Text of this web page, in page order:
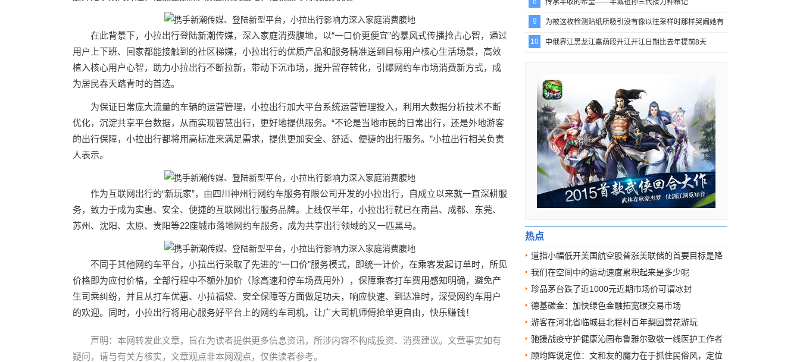
在此背景下，小拉出行登陆新潮传媒，深入家庭消费腹地，以“一口价更便宜”的暴风式传播抢占心智，通过
用户上下班、回家都能接触到的社区梯媒，小拉出行的优质产品和服务精准送到目标用户核心生活场景，高效
植入核心用户心智，助力小拉出行不断拉新，带动下沉市场，提升留存转化，引爆网约车市场消费新方式，成
为居民春天踏青时的首选。
为保证日常庞大流量的车辆的运营管理，小拉出行加大平台系统运营管理投入，利用大数据分析技术不断
优化，沉淀共享平台数据，从而实现智慧出行，更好地提供服务。“不论是当地市民的日常出行，还是外地游客
的出行保障，小拉出行都将用高标准来满足需求，提供更加安全、舒适、便捷的出行服务。”小拉出行相关负责
人表示。
作为互联网出行的“新玩家”，由四川神州行网约车服务有限公司开发的小拉出行，自成立以来就一直深耕服
务，致力于成为实惠、安全、便捷的互联网出行服务品牌。上线仅半年，小拉出行就已在南昌、成都、东莞、
苏州、沈阳、太原、贵阳等22座城市落地网约车服务，成为共享出行领域的又一匹黑马。
不同于其他网约车平台，小拉出行采取了先进的“一口价”服务模式，即统一计价，在乘客发起订单时，所见
价格即为应付价格，全部行程中不额外加价（除高速和停车场费用外），保障乘客打车费用感知明确，避免产
生司乘纠纷，并且从打车优惠、小拉福袋、安全保障等方面做足功夫，响应快速、到达准时，深受网约车用户
的欢迎。同时，小拉出行将用心服务好平台上的网约车司机，让广大司机师傅抢单更自由，快乐赚钱！
声明：本网转发此文章，旨在为读者提供更多信息资讯，所涉内容不构成投资、消费建议。文章事实如有
疑问，请与有关方核实，文章观点非本网观点，仅供读者参考。
传承丰收的希望——丰城祖孙三代接力种粮记
9 为被这枚检测贴纸所吸引没有像以往采样时那样哭闹她有
10 中俄界江黑龙江嘉荫段开江开江日期比去年提前8天
热点
道指小幅低开美国航空股普涨美联储的首要目标是降
我们在空间中的运动速度累积起来是多少呢
珍品茅台跌了近1000元近期市场价可谓冰封
德基碳金：加快绿色金融拓宽碳交易市场
游客在河北省临城县北程村百年梨园赏花游玩
驰援战疫守护健康沁园布鲁雅尔致敬一线医护工作者
顾均辉说定位：文和友的魔力在于抓住民俗风，定位